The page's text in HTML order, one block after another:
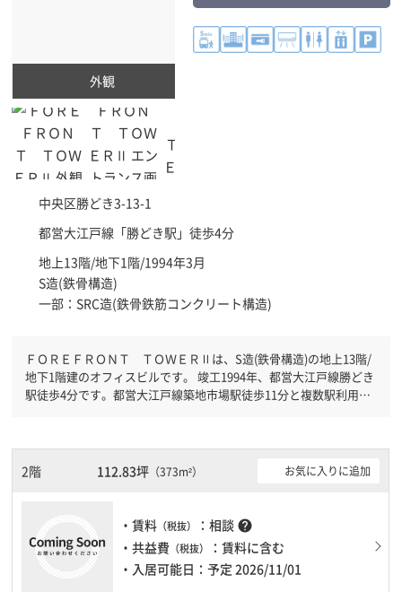
外観
中央区勝どき3-13-1
都営大江戸線「勝どき駅 」徒歩4分
地上13階/地下1階/1994年3月
S造(鉄骨構造)
一部：SRC造(鉄骨鉄筋コンクリート構造)
ＦＯＲＥＦＲＯＮＴ ＴＯＷＥＲⅡは、S造(鉄骨構造)の地上13階/
地下1階建のオフィスビルです。 竣工1994年、都営大江戸線勝どき
駅徒歩4分です。都営大江戸線築地市場駅徒歩11分と複数駅利用可
策を検討されている方にオススメです。駐車場完備なので、車の必
要なお客様には必見です。１フロア２００坪以上ある大規模ビルで
す。ＥＶが複数基ありますので、フロアまでの待ち時間があまりか
2階 112.83坪（373m²） お気に入りに追加
・賃料 （税抜） ：相談 help
・共益費 （税抜）
：賃料に含む
・入居可能日：予定 2026/11/01